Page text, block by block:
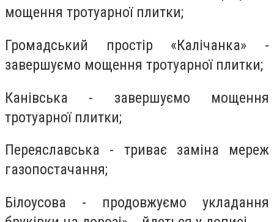
мощення тротуарної плитки;
Громадський простір «Калічанка» -
завершуємо мощення тротуарної плитки;
Канівська - завершуємо мощення
тротуарної плитки;
Переяславська - триває заміна мереж
газопостачання;
Білоусова - продовжуємо укладання